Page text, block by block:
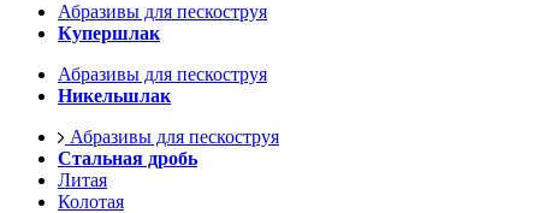
Абразивы для пескоструя
Купершлак
Абразивы для пескоструя
Никельшлак
Абразивы для пескоструя
Стальная дробь
Литая
Колотая